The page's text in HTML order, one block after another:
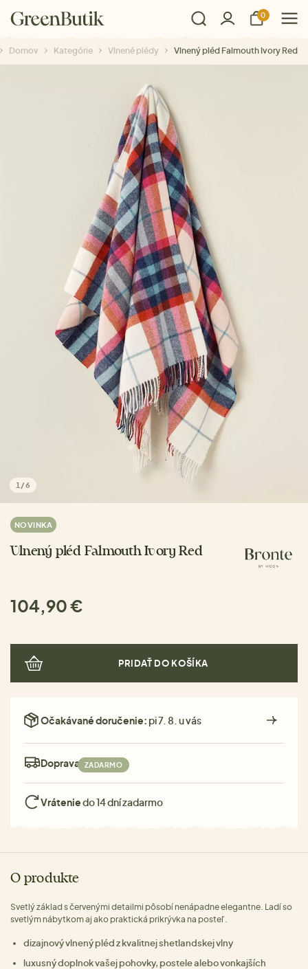
0
Domov Kategórie Vlnené plédy Vlnený pléd Falmouth Ivory Red
1 /6
NOVINKA
Vlnený pléd Falmouth Ivory Red
104,90 €
PRIDAŤ DO KOŠÍKA
Očakávané doručenie: pi 7. 8. u vás
Doprava: ZADARMO
Vráteniedo 14 dní zadarmo
O produkte
Svetlý základ s červenými detailmi pôsobí nenápadne elegantne. Ladí so
svetlým nábytkom aj ako praktická prikrývka na posteľ.
dizajnový vlnený pléd z kvalitnej shetlandskej vlny
luxusný doplnok vašej pohovky, postele alebo vonkajších